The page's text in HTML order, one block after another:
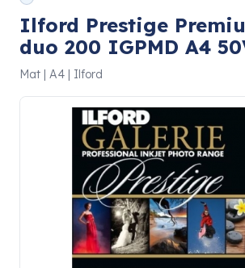
Ilford Prestige
duo 200 IGPMD A4
Mat | A4 | Ilford